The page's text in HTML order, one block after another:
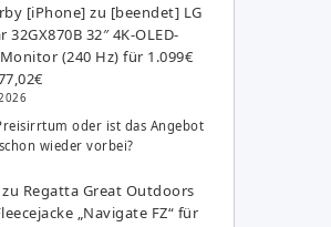
[iPhone] zu [beendet] LG
32GX870B 32″ 4K-OLED-
(240 Hz) für 1.099€
oder ist das Angebot
wieder vorbei?
zu Regatta Great Outdoors
„Navigate FZ“ für